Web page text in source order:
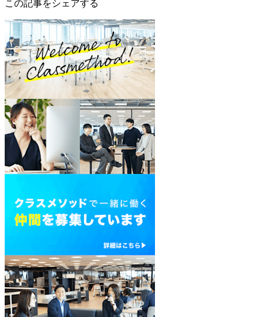
この記事をシェアする